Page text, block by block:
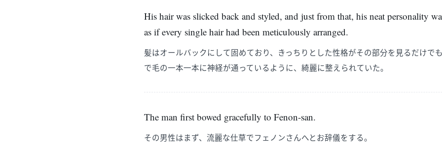
His hair was slicked back and styled, and just from that, his neat personality
as if every single hair had been meticulously arranged.
髪はオールバックにして固めており、きっちりとした性格がその部分を見るだけで
で毛の一本一本に神経が通っているように、綺麗に整えられていた。
The man first bowed gracefully to Fenon-san.
その男性はまず、流麗な仕草でフェノンさんへとお辞儀をする。